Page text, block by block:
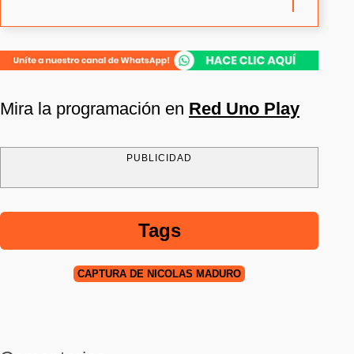
Mira la programación en Red Uno Play
PUBLICIDAD
Tags
CAPTURA DE NICOLÁS MADURO